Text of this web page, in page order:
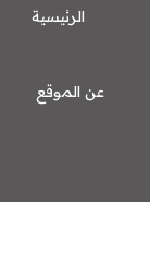
الرئيسية
عن الموقع